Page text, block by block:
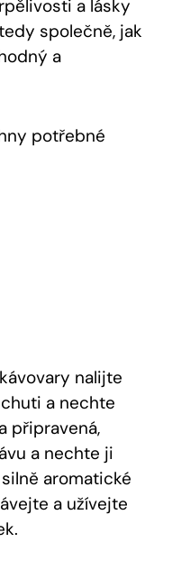
a lásky
společně, jak
a
potřebné
nalijte
a nechte
připravená,
a nechte ji
aromatické
a užívejte